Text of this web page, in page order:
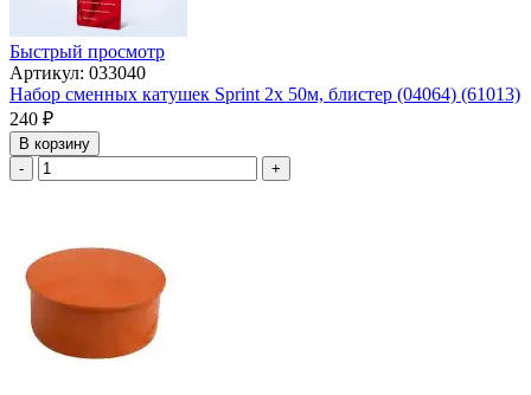
Быстрый просмотр
Артикул: 033040
Набор сменных катушек Sprint 2х 50м, блистер (04064) (61013)
240 ₽
В корзину
-
+